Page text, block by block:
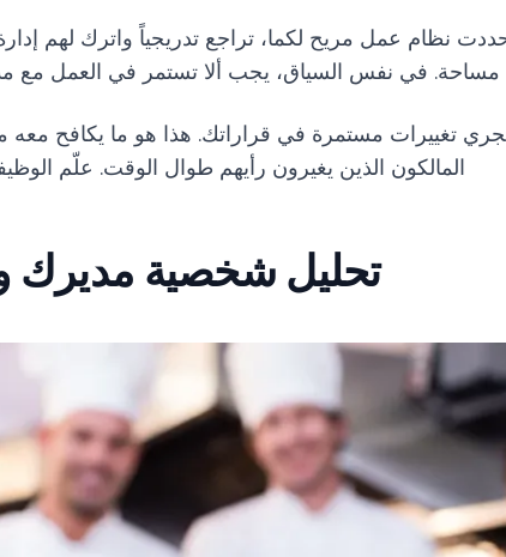
نظام عمل مريح لكما، تراجع تدريجياً واترك لهم إدارة
في نفس السياق، يجب ألا تستمر في العمل مع
تغييرات مستمرة في قراراتك. هذا هو ما يكافح معه
المالكون الذين يغيرون رأيهم طوال الوقت. علّم
تحليل شخصية مديرك